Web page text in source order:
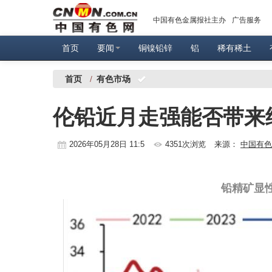
中国有色金属报社主办 广告服务
首页 要闻 铜镍铅锌 铝 稀有稀土
首页 / 有色市场
伦铅近月走强能否带
2026年05月28日 11:5 4351次浏览 来源： 中国有
铅精矿显